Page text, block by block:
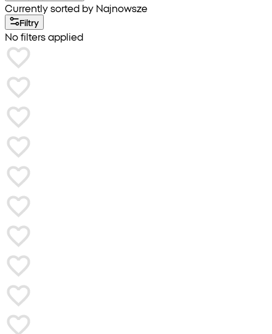
Currently sorted by Najnowsze
Filtry
No filters applied